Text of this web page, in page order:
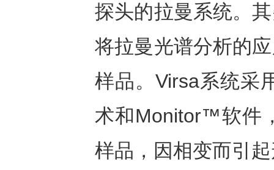
探头的拉曼系统。
将拉曼光谱分析的
样品。Virsa系统采
术和Monitor™软件
样品，因相变而引